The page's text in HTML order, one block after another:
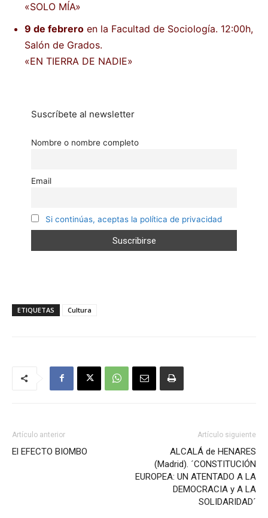
«SOLO MÍA»
9 de febrero en la Facultad de Sociología. 12:00h,
Salón de Grados.
«EN TIERRA DE NADIE»
Suscríbete al newsletter
Nombre o nombre completo
Email
Si continúas, aceptas la política de privacidad
ETIQUETAS Cultura
Artículo anterior
El EFECTO BIOMBO
Artículo siguiente
ALCALÁ de HENARES
(Madrid). ´CONSTITUCIÓN
EUROPEA: UN ATENTADO A LA
DEMOCRACIA y A LA
SOLIDARIDAD´